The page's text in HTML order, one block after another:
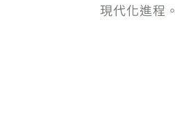
現代化進程。